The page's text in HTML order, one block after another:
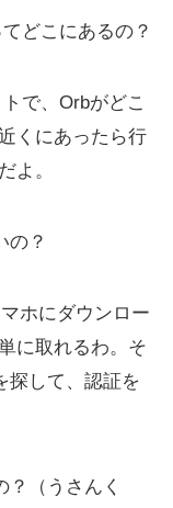
どこにあるの？
で、Orbがどこ
くにあったら行
よ。
の？
マホにダウンロー
に取れるわ。そ
探して、認証を
（うさんく